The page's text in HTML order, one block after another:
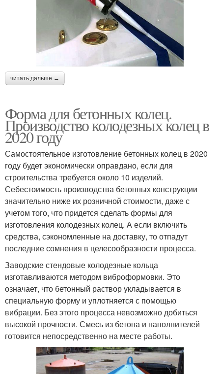
читать дальше →
Форма для бетонных колец.
Производство колодезных колец в
2020 году
Самостоятельное изготовление бетонных колец в 2020
году будет экономически оправдано, если для
строительства требуется около 10 изделий.
Себестоимость производства бетонных конструкции
значительно ниже их розничной стоимости, даже с
учетом того, что придется сделать формы для
изготовления колодезных колец. А если включить
средства, сэкономленные на доставку, то отпадут
последние сомнения в целесообразности процесса.
Заводские стендовые колодезные кольца
изготавливаются методом виброформовки. Это
означает, что бетонный раствор укладывается в
специальную форму и уплотняется с помощью
вибрации. Без этого процесса невозможно добиться
высокой прочности. Смесь из бетона и наполнителей
готовится непосредственно на месте работы.